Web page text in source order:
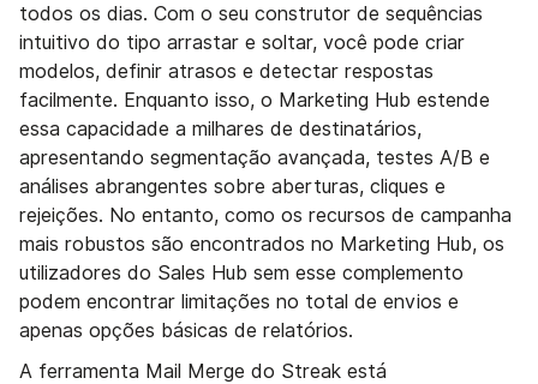
todos os dias. Com o seu construtor de sequências
intuitivo do tipo arrastar e soltar, você pode criar
modelos, definir atrasos e detectar respostas
facilmente. Enquanto isso, o Marketing Hub estende
essa capacidade a milhares de destinatários,
apresentando segmentação avançada, testes A/B e
análises abrangentes sobre aberturas, cliques e
rejeições. No entanto, como os recursos de campanha
mais robustos são encontrados no Marketing Hub, os
utilizadores do Sales Hub sem esse complemento
podem encontrar limitações no total de envios e
apenas opções básicas de relatórios.
A ferramenta Mail Merge do Streak está